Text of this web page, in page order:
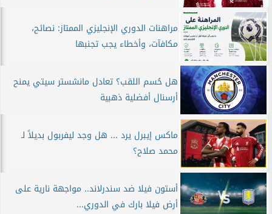
مراهنات الدوري الإنجليزي الممتاز: نصائح،
مكافآت، وأخطاء يجب تجنبها
هل حُسم اللقب؟ تعادل مانشستر سيتي يمنح
أرسنال أفضلية ذهبية
ماكس إيبرل يرد ... هل وجد ليفربول بديلاً لـ
محمد صلاح؟
أستون فيلا ضد سندرلاند.. مواجهة نارية على
أرض فيلا بارك في الدوري...